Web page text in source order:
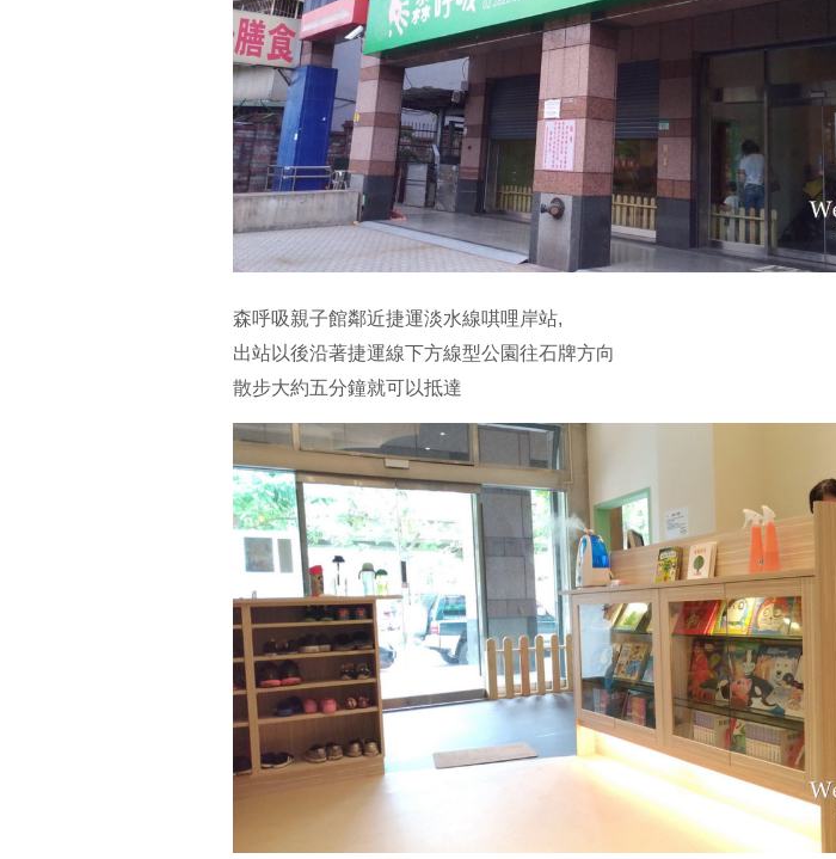
森呼吸親子館鄰近捷運淡水線唭哩岸站,
出站以後沿著捷運線下方線型公園往石牌方向
散步大約五分鐘就可以抵達